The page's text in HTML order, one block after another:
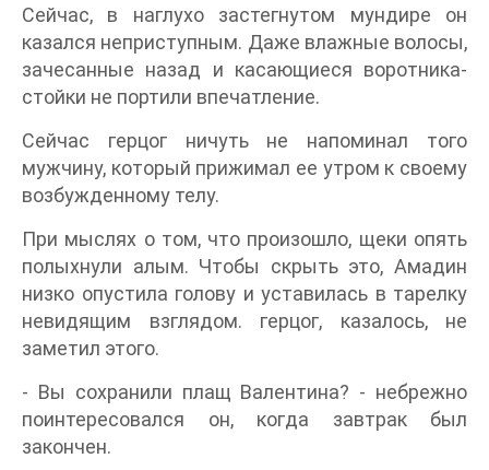
Сейчас, в наглухо застегнутом мундире он
казался неприступным. Даже влажные волосы,
зачесанные назад и касающиеся воротника-
стойки не портили впечатление.
Сейчас герцог ничуть не напоминал того
мужчину, который прижимал ее утром к своему
возбужденному телу.
При мыслях о том, что произошло, щеки опять
полыхнули алым. Чтобы скрыть это, Амадин
низко опустила голову и уставилась в тарелку
невидящим взглядом. герцог, казалось, не
заметил этого.
- Вы сохранили плащ Валентина? - небрежно
поинтересовался он, когда завтрак был
закончен.